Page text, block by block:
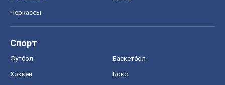
Черкассы
Спорт
Футбол Баскетбол
Хоккей Бокс